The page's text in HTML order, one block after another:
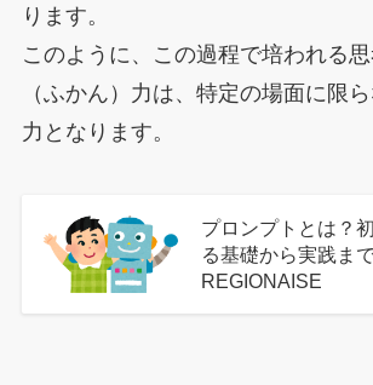
ります。
このように、この過程で培われる
（ふかん）力は、特定の場面に限
力となります。
プロンプトとは？
る基礎から実践ま
REGIONAISE